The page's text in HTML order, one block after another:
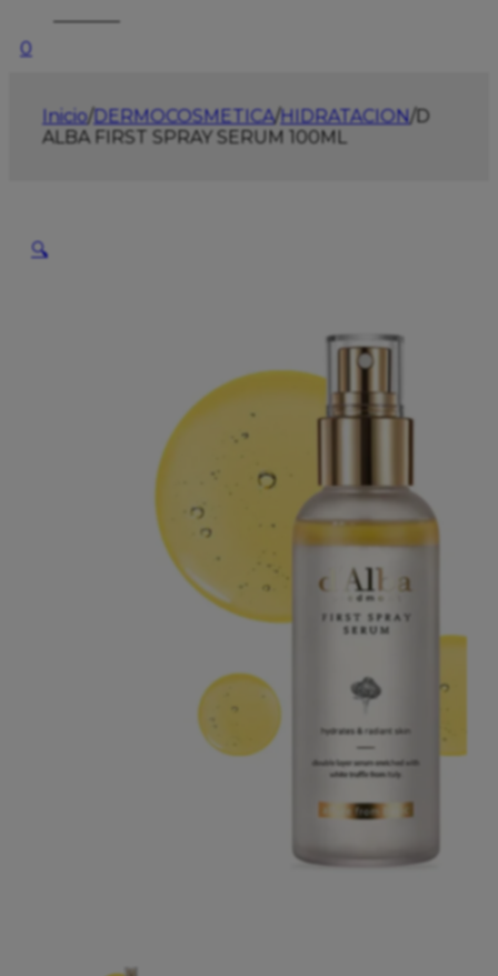
0
Inicio/DERMOCOSMETICA/HIDRATACION/D
ALBA FIRST SPRAY SERUM 100ML
🔍